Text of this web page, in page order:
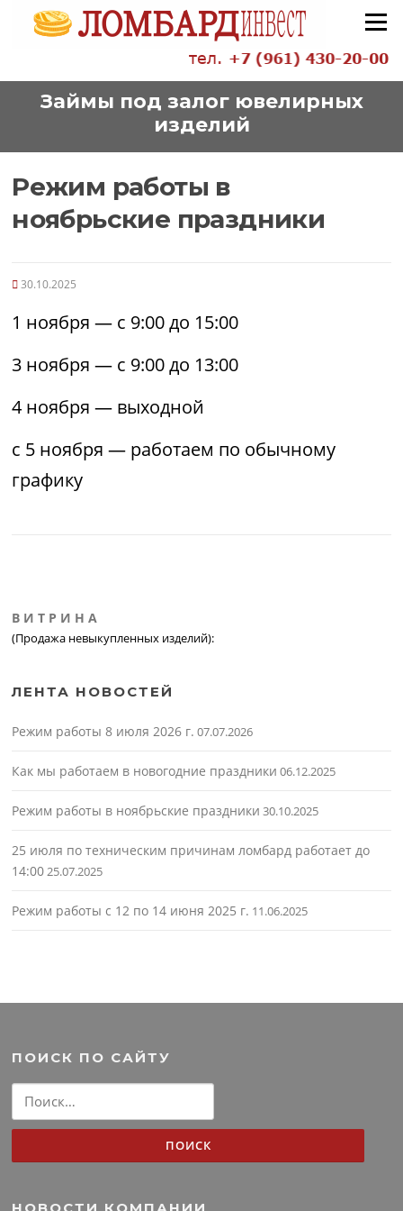
Перейти
Меню
Займы под залог ювелирных
изделий
Режим работы в
ноябрьские праздники
30.10.2025
1 ноября — с 9:00 до 15:00
3 ноября — с 9:00 до 13:00
4 ноября — выходной
с 5 ноября — работаем по обычному
графику
В И Т Р И Н А
(Продажа невыкупленных изделий):
ЛЕНТА НОВОСТЕЙ
Режим работы 8 июля 2026 г. 07.07.2026
Как мы работаем в новогодние праздники 06.12.2025
Режим работы в ноябрьские праздники 30.10.2025
25 июля по техническим причинам ломбард работает до
14:0025.07.2025
Режим работы с 12 по 14 июня 2025 г. 11.06.2025
ПОИСК ПО САЙТУ